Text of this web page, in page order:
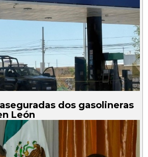
dos gasolineras
León